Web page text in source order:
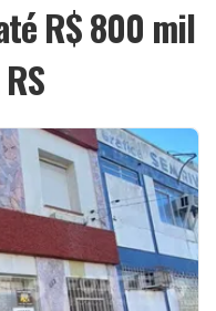
R$ 800 mil